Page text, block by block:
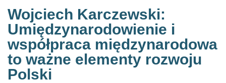
Wojciech Karczewski:
Umiędzynarodowienie i
współpraca międzynarodowa
to ważne elementy rozwoju
Polski